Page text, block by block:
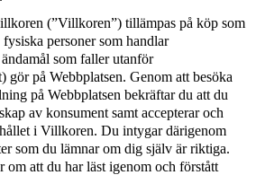
(”Villkoren”) tillämpas på köp som
personer som handlar
som faller utanför
gör på Webbplatsen. Genom att besöka
på Webbplatsen bekräftar du att du
av konsument samt accepterar och
i Villkoren. Du intygar därigenom
som du lämnar om dig själv är riktiga.
om att du har läst igenom och förstått